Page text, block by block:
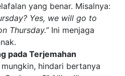
yang benar. Misalnya:
Yes, we will go to
Thursday.”Ini menjaga
pada Terjemahan
mungkin, hindari bertanya